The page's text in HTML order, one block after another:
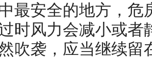
最安全的地方，危
时风力会减小或者
吹袭，应当继续留